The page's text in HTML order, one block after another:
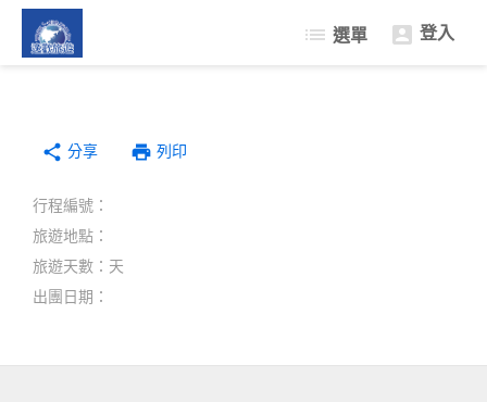
list 選單
韓國樂遊遊
 登入
share 分享 print 列印
行程編號：
旅遊地點：
旅遊天數：天
出團日期：